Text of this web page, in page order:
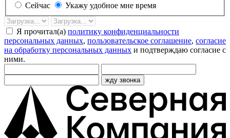
Сейчас
Укажу удобное мне время
Дата
звонка
Время
Я прочитал(а) политику конфиденциальности
персональных данных, пользовательское соглашение, согласие
на обработку персональных данных и подтверждаю согласие с
ними.
жду звонка